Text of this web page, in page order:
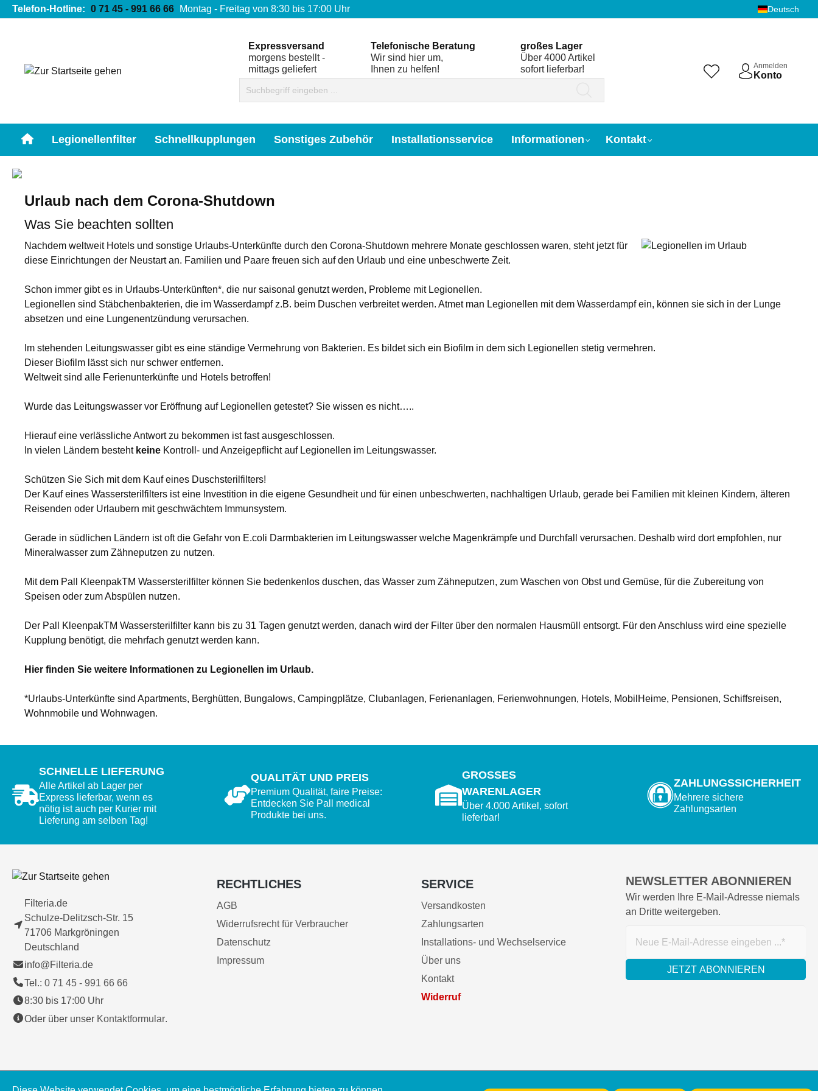
Telefon-Hotline: 0 71 45 - 991 66 66 Montag - Freitag von 8:30 bis 17:00 Uhr Deutsch
Expressversand
morgens bestellt -
mittags geliefert
Telefonische Beratung
Wir sind hier um,
Ihnen zu helfen!
großes Lager
Über 4000 Artikel
sofort lieferbar!
Anmelden
Konto
Legionellenfilter Schnellkupplungen Sonstiges Zubehör Installationsservice Informationen Kontakt
Urlaub nach dem Corona-Shutdown
Was Sie beachten sollten
Nachdem weltweit Hotels und sonstige Urlaubs-Unterkünfte durch den Corona-Shutdown mehrere Monate geschlossen waren, steht jetzt für
diese Einrichtungen der Neustart an. Familien und Paare freuen sich auf den Urlaub und eine unbeschwerte Zeit.
Schon immer gibt es in Urlaubs-Unterkünften*, die nur saisonal genutzt werden, Probleme mit Legionellen.
Legionellen sind Stäbchenbakterien, die im Wasserdampf z.B. beim Duschen verbreitet werden. Atmet man Legionellen mit dem Wasserdampf ein, können sie sich in der Lunge
absetzen und eine Lungenentzündung verursachen.
Im stehenden Leitungswasser gibt es eine ständige Vermehrung von Bakterien. Es bildet sich ein Biofilm in dem sich Legionellen stetig vermehren.
Dieser Biofilm lässt sich nur schwer entfernen.
Weltweit sind alle Ferienunterkünfte und Hotels betroffen!
Wurde das Leitungswasser vor Eröffnung auf Legionellen getestet? Sie wissen es nicht…..
Hierauf eine verlässliche Antwort zu bekommen ist fast ausgeschlossen.
In vielen Ländern besteht keine Kontroll- und Anzeigepflicht auf Legionellen im Leitungswasser.
Schützen Sie Sich mit dem Kauf eines Duschsterilfilters!
Der Kauf eines Wassersterilfilters ist eine Investition in die eigene Gesundheit und für einen unbeschwerten, nachhaltigen Urlaub, gerade bei Familien mit kleinen Kindern, älteren
Reisenden oder Urlaubern mit geschwächtem Immunsystem.
Gerade in südlichen Ländern ist oft die Gefahr von E.coli Darmbakterien im Leitungswasser welche Magenkrämpfe und Durchfall verursachen. Deshalb wird dort empfohlen, nur
Mineralwasser zum Zähneputzen zu nutzen.
Mit dem Pall KleenpakTM Wassersterilfilter können Sie bedenkenlos duschen, das Wasser zum Zähneputzen, zum Waschen von Obst und Gemüse, für die Zubereitung von
Speisen oder zum Abspülen nutzen.
Der Pall KleenpakTM Wassersterilfilter kann bis zu 31 Tagen genutzt werden, danach wird der Filter über den normalen Hausmüll entsorgt. Für den Anschluss wird eine spezielle
Kupplung benötigt, die mehrfach genutzt werden kann.
Hier finden Sie weitere Informationen zu Legionellen im Urlaub.
*Urlaubs-Unterkünfte sind Apartments, Berghütten, Bungalows, Campingplätze, Clubanlagen, Ferienanlagen, Ferienwohnungen, Hotels, MobilHeime, Pensionen, Schiffsreisen,
Wohnmobile und Wohnwagen.
SCHNELLE LIEFERUNG
Alle Artikel ab Lager per
Express lieferbar, wenn es
nötig ist auch per Kurier mit
Lieferung am selben Tag!
QUALITÄT UND PREIS
Premium Qualität, faire Preise:
Entdecken Sie Pall medical
Produkte bei uns.
GROSSES W
ARENLAGER
Über 4.000 Artikel, sofort
lieferbar!
ZAHLUNGSSICHERHEIT
Mehrere sichere
Zahlungsarten
Filteria.de
Schulze-Delitzsch-Str. 15
71706 Markgröningen
Deutschland
info@Filteria.de
Tel.: 0 71 45 - 991 66 66
8:30 bis 17:00 Uhr
Oder über unser Kontaktformular.
RECHTLICHES
AGB
Widerrufsrecht für Verbraucher
Datenschutz
Impressum
SERVICE
Versandkosten
Zahlungsarten
Installations- und Wechselservice
Über uns
Kontakt
Widerruf
NEWSLETTER ABONNIEREN
Wir werden Ihre E-Mail-Adresse niemals
an Dritte weitergeben.
JETZT ABONNIEREN